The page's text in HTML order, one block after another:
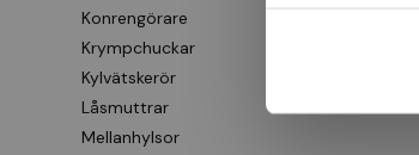
Konrengörare
Krympchuckar
Kylvätskerör
Låsmuttrar
Mellanhylsor